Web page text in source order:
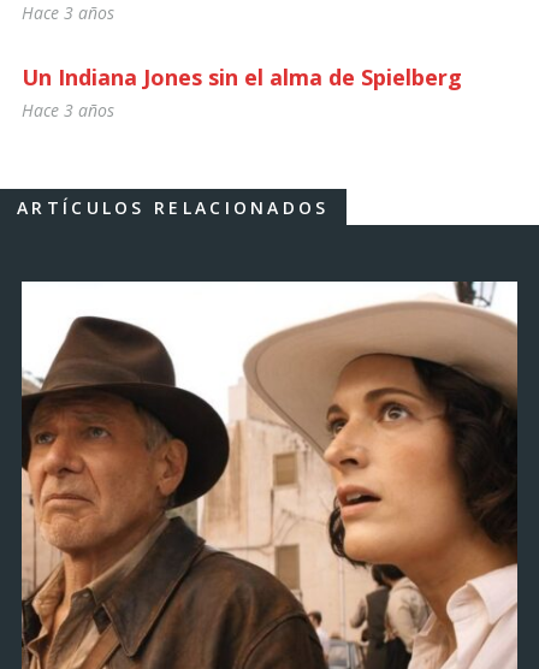
Hace 3 años
Un Indiana Jones sin el alma de Spielberg
Hace 3 años
ARTÍCULOS RELACIONADOS